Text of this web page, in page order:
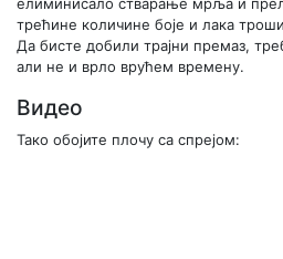
трећине количине боје и лака
Да бисте добили трајни премаз,
али не и врло врућем времену.
Видео
Тако обојите плочу са спрејом: